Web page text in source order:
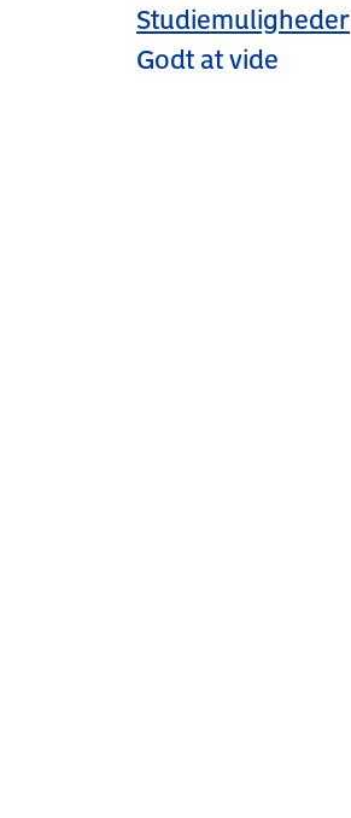
Studiemuligheder
Godt at vide